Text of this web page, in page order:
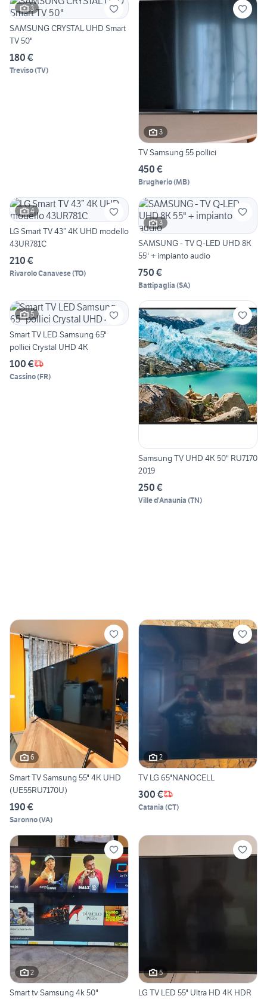
3
SAMSUNG CRYSTAL UHD Smart
TV 50"
180 €
Treviso(TV)
3
TV Samsung 55 pollici
450 €
Brugherio(MB)
4
LG Smart TV 43” 4K UHD modello
43UR781C
210 €
Rivarolo Canavese(TO)
3
SAMSUNG - TV Q-LED UHD 8K
55" + impianto audio
750 €
Battipaglia (SA)
5
Smart TV LED Samsung 65"
pollici Crystal UHD 4K
100 €
Cassino(FR)
Samsung TV UHD 4K 50" RU7170
2019
250 €
Ville d'Anaunia (TN)
6
Smart TV Samsung 55" 4K UHD
(UE55RU7170U)
190 €
Saronno(VA)
2
TV LG 65"NANOCELL
300 €
Catania (CT)
2
Smart tv Samsung 4k 50"
5
LG TV LED 55" Ultra HD 4K HDR